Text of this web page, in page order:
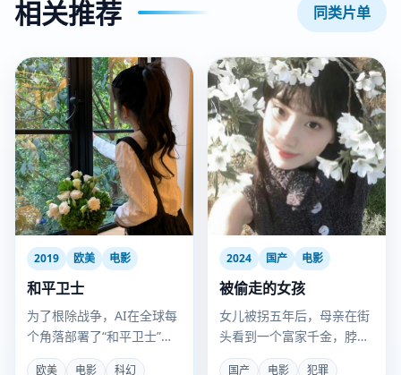
相关推荐 同类片单
2019 欧美 电影
和平卫士
为了根除战争，AI在全球每
个角落部署了“和平卫士”，
却将人类文明拖入了永恒的
欧美 电影 科幻
2024 国产 电影
被偷走的女孩
女儿被拐五年后，母亲在街
头看到一个富家千金，脖子
上有相同的胎记。
国产 电影 犯罪